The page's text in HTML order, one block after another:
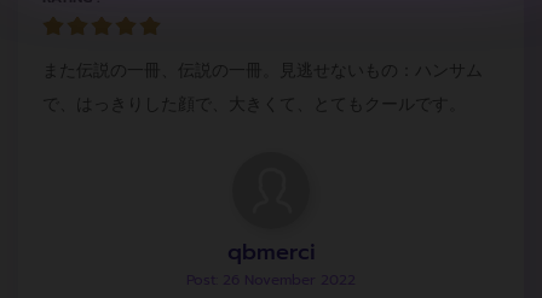
また伝説の一冊、伝説の一冊。見逃せないもの：ハンサム
で、はっきりした顔で、大きくて、とてもクールです。
qbmerci